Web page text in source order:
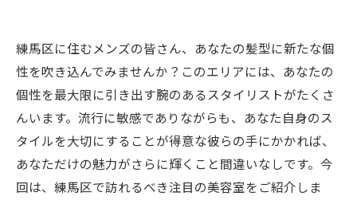
練馬区に住むメンズの皆さん、あなたの髪型に新たな個
性を吹き込んでみませんか？このエリアには、あなたの
個性を最大限に引き出す腕のあるスタイリストがたくさ
んいます。流行に敏感でありながらも、あなた自身のス
タイルを大切にすることが得意な彼らの手にかかれば、
あなただけの魅力がさらに輝くこと間違いなしです。今
回は、練馬区で訪れるべき注目の美容室をご紹介しま